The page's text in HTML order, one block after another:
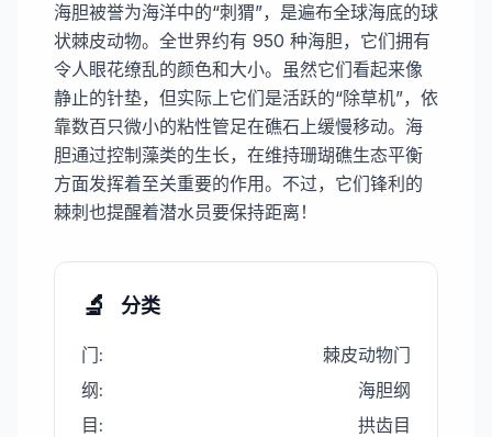
海胆被誉为海洋中的“刺猬”，是遍布全球海底的球
状棘皮动物。全世界约有 950 种海胆，它们拥有
令人眼花缭乱的颜色和大小。虽然它们看起来像
静止的针垫，但实际上它们是活跃的“除草机”，依
靠数百只微小的粘性管足在礁石上缓慢移动。海
胆通过控制藻类的生长，在维持珊瑚礁生态平衡
方面发挥着至关重要的作用。不过，它们锋利的
棘刺也提醒着潜水员要保持距离！
🔬 分类
门:
棘皮动物门
纲:
海胆纲
目 :
拱齿目